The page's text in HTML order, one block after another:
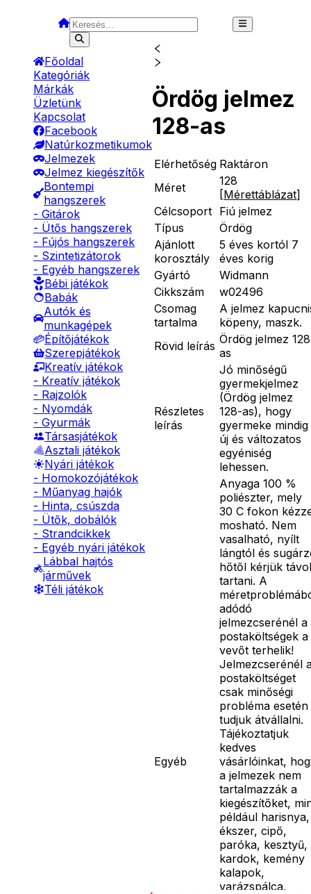
Főoldal
Kategóriák
Márkák
Üzletünk
Kapcsolat
Facebook
Natúrkozmetikumok
Jelmezek
Jelmez kiegészítők
Bontempi
hangszerek
- Gitárok
- Ütős hangszerek
- Fújós hangszerek
- Szintetizátorok
- Egyéb hangszerek
Bébi játékok
Babák
Autók és
munkagépek
Építőjátékok
Szerepjátékok
Kreatív játékok
- Kreatív játékok
- Rajzolók
- Nyomdák
- Gyurmák
Társasjátékok
Asztali játékok
Nyári játékok
- Homokozójátékok
- Műanyag hajók
- Hinta, csúszda
- Ütők, dobálók
- Strandcikkek
- Egyéb nyári játékok
Lábbal hajtós
járművek
Téli játékok
Ördög jelmez
128-as
Elérhetőség Raktáron
Méret
128
[Mérettáblázat]
Célcsoport Fiú jelmez
Típus
Ördög
Ajánlott
korosztály
5 éves kortól 7
éves korig
Gyártó
Widmann
Cikkszám
w02496
Csomag
tartalma
A jelmez
köpeny, maszk.
Rövid leírás Ördög jelmez
as
Részletes
leírás
Jó minőségű
gyermekjelmez
(Ördög jelmez
128-as), hogy
gyermeke mindig
új és változatos
egyéniség
lehessen.
Egyéb
Anyaga 100 %
poliészter, mely
30 C fokon
mosható. Nem
vasalható, nyílt
lángtól és
hőtől kérjük távol
tartani. A
adódó
jelmezcserénél a
postaköltségek a
vevőt terhelik!
Jelmezcserénél
postaköltséget
csak minőségi
probléma esetén
tudjuk átvállalni.
Tájékoztatjuk
kedves
vásárlóinkat,
a jelmezek nem
tartalmazzák a
kiegészítőket,
például harisnya,
ékszer, cipő,
paróka, kesztyű,
kardok, kemény
kalapok,
varázspálca,